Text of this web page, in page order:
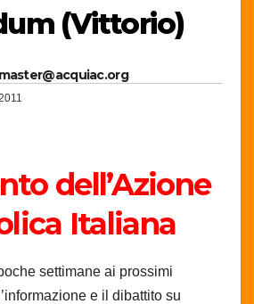
(Vittorio)
dell’Azione
Italiana
settimane ai prossimi
e il dibattito su